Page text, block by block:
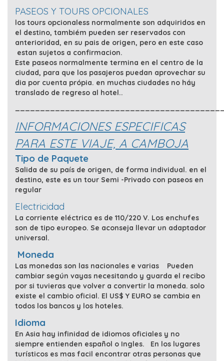
PASEOS Y TOURS OPCIONALES
los tours opcionaless normalmente son adquiridos en
el destino, tambiém pueden ser reservados con
anterioridad, en su pais de origen, pero en este caso
estan sujetos a confirmacion.
Este paseos normalmente termina en el centro de la
ciudad, para que los pasajeros puedan aprovechar su
dia por cuenta própia. en muchas ciudades no háy
translado de regreso al hotel..
INFORMACIONES ESPECIFICAS
PARA ESTE VIAJE, A CAMBOJA
Tipo de Paquete
Salida de su país de origen, de forma individual. en el
destino, este es un tour Semi -Privado con paseos en
regular
Electricidad
La corriente eléctrica es de 110/220 V. Los enchufes
son de tipo europeo. Se aconseja llevar un adaptador
universal.
Moneda
Las monedas son las nacionales e varias Pueden
cambiar según vayas necesitando y guarda el recibo
por si tuvieras que volver a convertir la moneda. solo
existe el cambio oficial. El US$ Y EURO se cambia en
todos los bancos y los hoteles.
Idioma
En Asia hay infinidad de idiomos oficiales y no
siempre entienden español o Ingles. En los lugares
turísticos es mas facil encontrar otras personas que